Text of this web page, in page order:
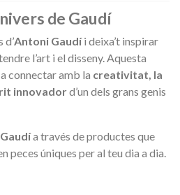
de Gaudí
d’Antoni Gaudíi deixa’t inspirar
l’art i el disseny. Aquesta
connectar amb la creativitat, la
innovadord’un dels grans genis
a través de productes que
peces úniques per al teu dia a dia.